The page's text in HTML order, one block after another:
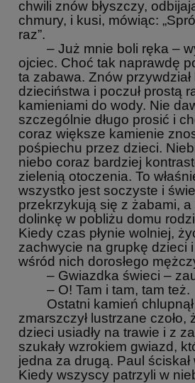
chwili znów błyszczy,
chmury, i kusi, mówiąc:
raz”.
– Już mnie boli ręka –
ojciec. Choć tak naprawdę
ta zabawa. Znów
dzieciństwa i poczuł prostą
kamieniami do wody. Nie
szczególnie długo prosić i
coraz większe kamienie
pośpiechu przez dzieci.
niebo coraz bardziej
zielenią otoczenia. To
wszystko jest soczyste i
przekrzykują się z żabami, a
dolinkę w pobliżu domu
Kiedy czas płynie wolniej,
zachwycie na grupkę dzieci
wśród nich dorosłego
– Gwiazdka świeci –
– O! Tam i tam, tam też.
Ostatni kamień chlupnął
zmarszczył lustrzane czoło,
dzieci usiadły na trawie i z
szukały wzrokiem gwiazd,
jedna za drugą. Paul
Kiedy wszyscy patrzyli w